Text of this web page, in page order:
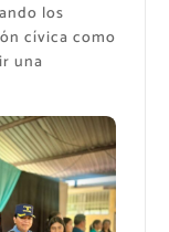
los
cívica como
una